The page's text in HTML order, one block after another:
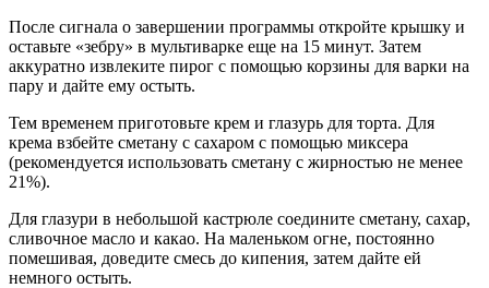
После сигнала о завершении программы откройте крышку и
оставьте «зебру» в мультиварке еще на 15 минут. Затем
аккуратно извлеките пирог с помощью корзины для варки на
пару и дайте ему остыть.
Тем временем приготовьте крем и глазурь для торта. Для
крема взбейте сметану с сахаром с помощью миксера
(рекомендуется использовать сметану с жирностью не менее
21%).
Для глазури в небольшой кастрюле соедините сметану, сахар,
сливочное масло и какао. На маленьком огне, постоянно
помешивая, доведите смесь до кипения, затем дайте ей
немного остыть.